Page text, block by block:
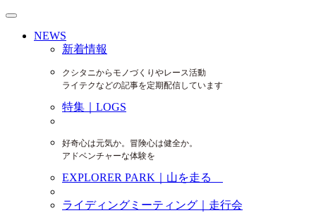
NEWS
新着情報
クシタニからモノづくりやレース活動
ライテクなどの記事を定期配信しています
特集｜LOGS
好奇心は元気か。冒険心は健全か。
アドベンチャーな体験を
EXPLORER PARK｜山を走る
ライディングミーティング｜走行会